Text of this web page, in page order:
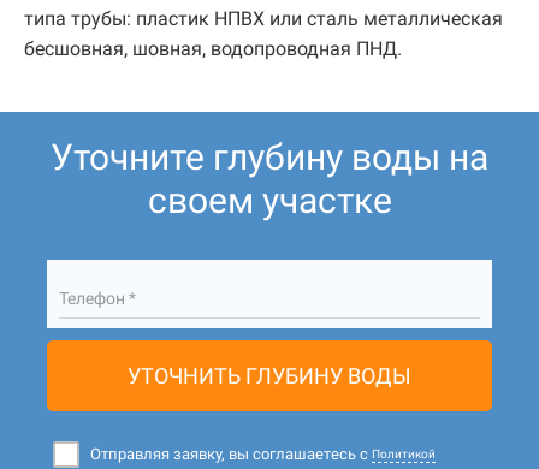
типа трубы: пластик НПВХ или сталь металлическая
бесшовная, шовная, водопроводная ПНД.
Уточните глубину воды на
своем участке
Телефон *
УТОЧНИТЬ ГЛУБИНУ ВОДЫ
Отправляя заявку, вы соглашаетесь с Политикой